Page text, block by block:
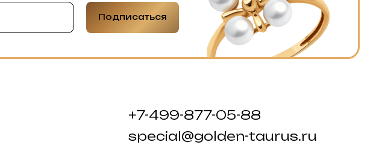
Подписаться
+7-499-877-05-88
special@golden-taurus.ru